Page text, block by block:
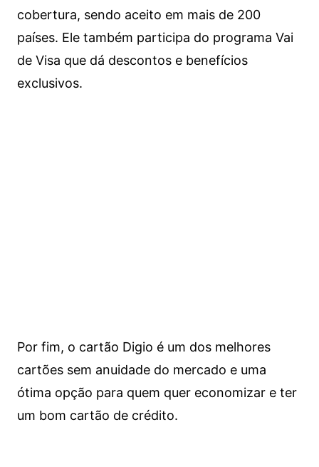
cobertura, sendo aceito em mais de 200
países. Ele também participa do programa Vai
de Visa que dá descontos e benefícios
exclusivos.
Por fim, o cartão Digio é um dos melhores
cartões sem anuidade do mercado e uma
ótima opção para quem quer economizar e ter
um bom cartão de crédito.